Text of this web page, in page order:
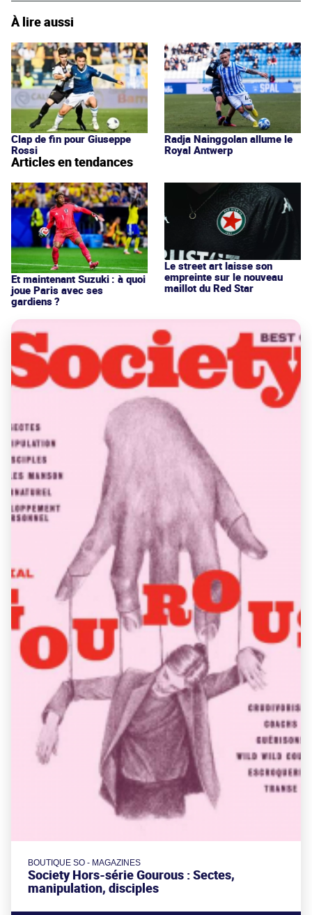
À lire aussi
Clap de fin pour Giuseppe
Rossi
Radja Nainggolan allume le
Royal Antwerp
Articles en tendances
Et maintenant Suzuki : à quoi
joue Paris avec ses
gardiens ?
Le street art laisse son
empreinte sur le nouveau
maillot du Red Star
BOUTIQUE SO - MAGAZINES
Society Hors-série Gourous : Sectes,
manipulation, disciples